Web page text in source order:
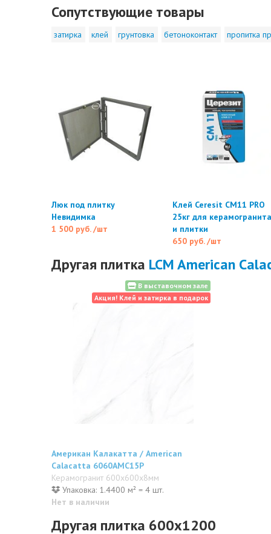
Сопутствующие товары
затирка клей грунтовка бетоноконтакт пропитка
Люк под плитку
Невидимка
1 500 руб./шт
Клей Ceresit CM11 PRO
25кг для керамогранита
и плитки
650 руб./шт
Другая плитка LCM American
В выставочном зале
Акция! Клей и затирка в подарок
Американ Калакатта / American
Calacatta 6060AMC15P
Керамогранит 600x600x8мм
Упаковка: 1.4400 м² = 4 шт.
Нет в наличии
Другая плитка 600x1200